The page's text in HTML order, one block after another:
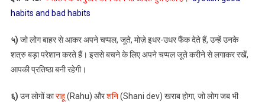
habits and bad habits
५) जो लोग बाहर से आकर अपने चप्पल, जूते, मोज़े इधर-उधर फैंक देते हैं, उन्हें उनके
शत्रु बड़ा परेशान करते हैं। इससे बचने के लिए अपने चप्पल जूते करीने से लगाकर रखें,
आपकी प्रतिष्ठा बनी रहेगी।
६) उन लोगों काराहू(Rahu) औरशनि(Shani dev) खराब होगा, जो लोग जब भी